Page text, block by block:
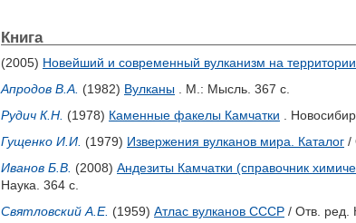
Книга
(2005) Новейший и современный вулканизм на
Апродов В.А. (1982) Вулканы . М.: Мысль. 367 с.
Рудич К.Н. (1978) Каменные факелы Камчатки .
Гущенко И.И. (1979) Извержения вулканов мира. Каталог /
Иванов Б.В. (2008) Андезиты Камчатки (справочник
Наука. 364 с.
Святловский А.Е. (1959) Атлас вулканов СССР / Отв. ред.